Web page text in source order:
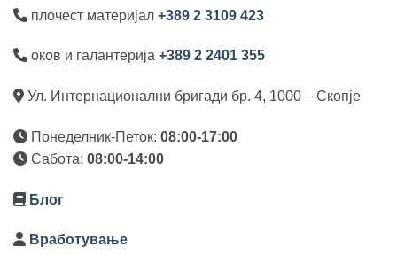
плочест материјал +389 2 3109 423
оков и галантерија +389 2 2401 355
Ул. Интернационални бригади бр. 4, 1000 – Скопје
Понеделник-Петок: 08:00-17:00
Сабота: 08:00-14:00
Блог
Вработување